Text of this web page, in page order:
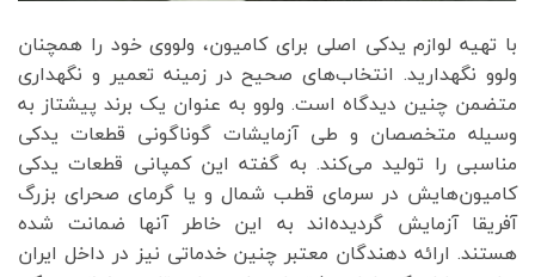
با تهیه لوازم یدکی اصلی برای کامیون، ولووی خود را همچنان
ولوو نگهدارید. انتخاب‌های صحیح در زمینه تعمیر و نگهداری
متضمن چنین دیدگاه است. ولوو به عنوان یک برند پیشتاز به
وسیله متخصصان و طی آزمایشات گوناگونی قطعات یدکی
مناسبی را تولید می‌کند. به گفته این کمپانی قطعات یدکی
کامیون‌هایش در سرمای قطب شمال و یا گرمای صحرای بزرگ
آفریقا آزمایش گردیده‌اند به این خاطر آنها ضمانت شده
هستند. ارائه دهندگان معتبر چنین خدماتی نیز در داخل ایران